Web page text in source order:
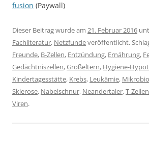
fusion (Paywall)
Dieser Beitrag wurde am 21. Februar 2016
Fachliteratur, Netzfundeveröffentlicht.
Freunde, B-Zellen, Entzündung, Ernährung,
Gedächtniszellen,Großeltern, Hygiene-
Kindertagesstätte, Krebs, Leukämie,
Sklerose, Nabelschnur, Neandertaler,T-Zellen
Viren.